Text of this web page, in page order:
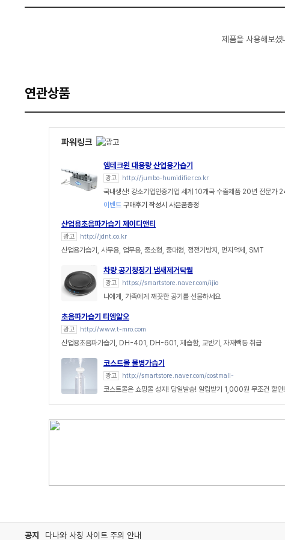
제품을 사용해보
연관상품
파워링크
엠테크윈 대용량 산업용가습기
광고 http://jumbo-humidifier.co.kr
국내생산! 강소기업인증기업 세계 10개국 수출제품 20년 전문가
이벤트 구매후기 작성시 사은품증정
산업용초음파가습기 제이디앤티
광고 http://jdnt.co.kr
산업용가습기, 사무용, 업무용, 중소형, 중대형, 정전기방지, 먼지억제, SMT
차량 공기청정기 냄새제거탁월
광고 https://smartstore.naver.com/ijio
나에게, 가족에게 깨끗한 공기를 선물하세요
초음파가습기 티엠알오
광고 http://www.t-mro.com
산업용초음파가습기, DH-401, DH-601, 제습함, 교반기, 자재랙등 취급
코스트몰 물병가습기
광고 http://smartstore.naver.com/costmall-
코스트몰은 쇼핑몰 성지! 당일발송! 알림받기 1,000원 무조건 할인!
공지 다나와 사칭 사이트 주의 안내